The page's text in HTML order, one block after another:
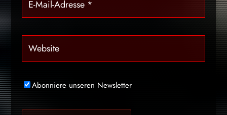
Abonniere unseren Newsletter